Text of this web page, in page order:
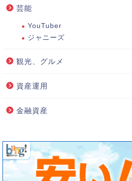
芸能
YouTuber
ジャニーズ
観光、グルメ
資産運用
金融資産